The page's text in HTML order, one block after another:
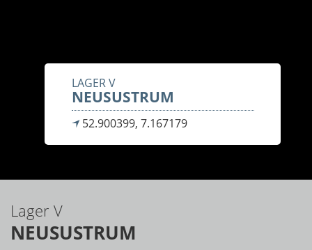
LAGER V
NEUSUSTRUM
52.900399, 7.167179
Lager V
NEUSUSTRUM